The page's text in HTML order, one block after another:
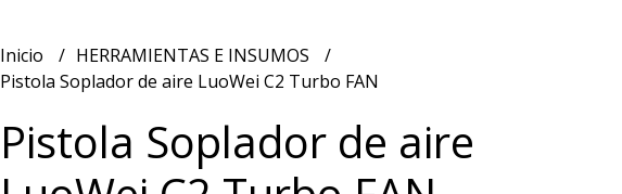
Inicio
HERRAMIENTAS E INSUMOS
Pistola Soplador de aire LuoWei C2 Turbo FAN
Pistola Soplador de aire